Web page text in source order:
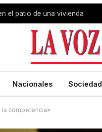
el patio de una vivienda
Nacionales Sociedad
la competencia»